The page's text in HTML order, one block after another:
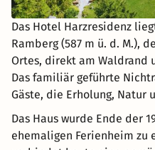
Das Hotel Harzresidenz
Ramberg (587 m ü. d. M.),
Ortes, direkt am Waldrand
Das familiär geführte
Gäste, die Erholung, Natur
Das Haus wurde Ende der
ehemaligen Ferienheim zu